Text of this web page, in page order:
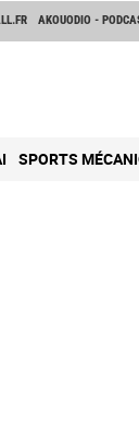
AKOUODIO -
SPORTS